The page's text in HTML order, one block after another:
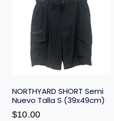
NORTHYARD SHORT Semi
Nuevo Talla S (39x49cm)
$10.00